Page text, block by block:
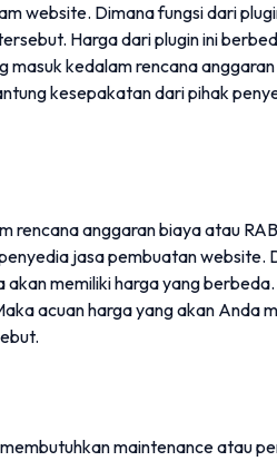
website. Dimana fungsi dari
Harga dari plugin ini
masuk kedalam rencana
kesepakatan dari pihak
rencana anggaran biaya atau RAB
jasa pembuatan website.
memiliki harga yang
acuan harga yang akan Anda
maintenance atau